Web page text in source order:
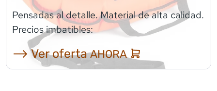
Pensadas al detalle. Material de alta calidad.
Precios imbatibles:
⟶ Ver ofertaAHORA